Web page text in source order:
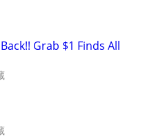
Grab $1 Finds All